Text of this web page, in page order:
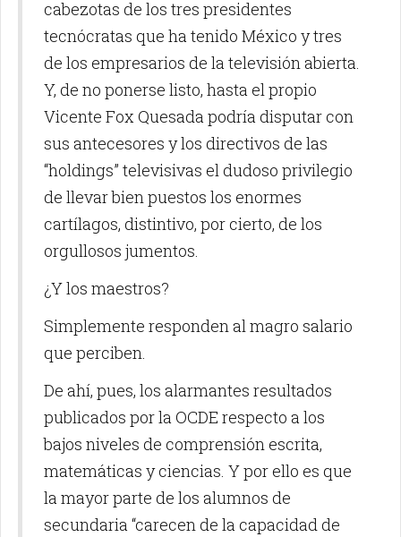
cabezotas de los tres presidentes
tecnócratas que ha tenido México y tres
de los empresarios de la televisión abierta.
Y, de no ponerse listo, hasta el propio
Vicente Fox Quesada podría disputar con
sus antecesores y los directivos de las
“holdings” televisivas el dudoso privilegio
de llevar bien puestos los enormes
cartílagos, distintivo, por cierto, de los
orgullosos jumentos.
¿Y los maestros?
Simplemente responden al magro salario
que perciben.
De ahí, pues, los alarmantes resultados
publicados por la OCDE respecto a los
bajos niveles de comprensión escrita,
matemáticas y ciencias. Y por ello es que
la mayor parte de los alumnos de
secundaria “carecen de la capacidad de